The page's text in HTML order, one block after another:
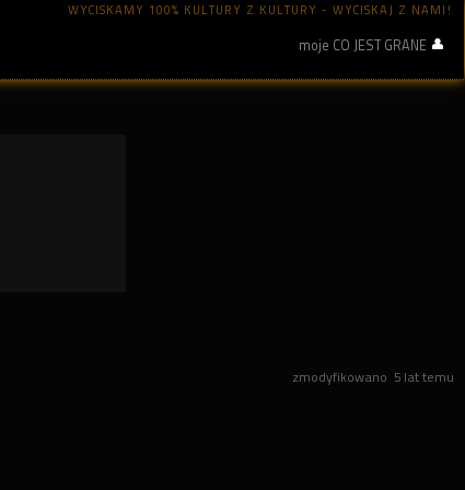
WYCISKAMY 100% KULTURY Z KULTURY - WYCISKAJ Z NAMI!
moje CO JEST GRANE
zmodyfikowano 5 lat temu